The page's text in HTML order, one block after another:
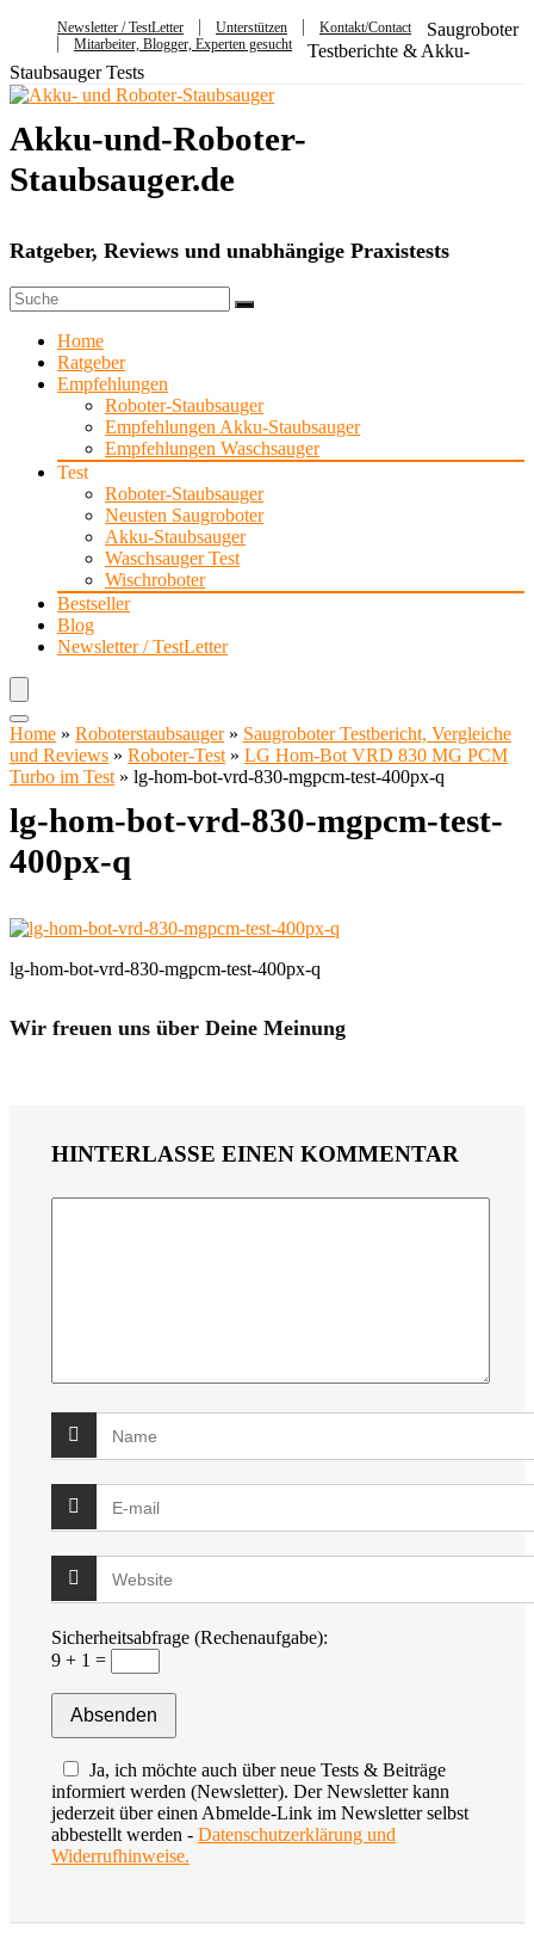
Newsletter / TestLetter Unterstützen
Kontakt/Contact
Mitarbeiter, Blogger, Experten gesucht
Saugroboter
Testberichte & Akku-
Staubsauger Tests
Akku-und-Roboter-
Staubsauger.de
Ratgeber, Reviews und unabhängige Praxistests
Home
Ratgeber
Empfehlungen
Roboter-Staubsauger
Empfehlungen Akku-Staubsauger
Empfehlungen Waschsauger
Test
Roboter-Staubsauger
Neusten Saugroboter
Akku-Staubsauger
Waschsauger Test
Wischroboter
Bestseller
Blog
Newsletter / TestLetter
Home » Roboterstaubsauger» Saugroboter Testbericht, Vergleiche
und Reviews » Roboter-Test » LG Hom-Bot VRD 830 MG PCM
Turbo im Test » lg-hom-bot-vrd-830-mgpcm-test-400px-q
lg-hom-bot-vrd-830-mgpcm-test-
400px-q
lg-hom-bot-vrd-830-mgpcm-test-400px-q
Wir freuen uns über Deine Meinung
HINTERLASSE EINEN KOMMENTAR
Sicherheitsabfrage (Rechenaufgabe):
9 + 1 =
Ja, ich möchte auch über neue Tests & Beiträge
informiert werden (Newsletter). Der Newsletter kann
jederzeit über einen Abmelde-Link im Newsletter selbst
abbestellt werden - Datenschutzerklärung und
Widerrufhinweise.